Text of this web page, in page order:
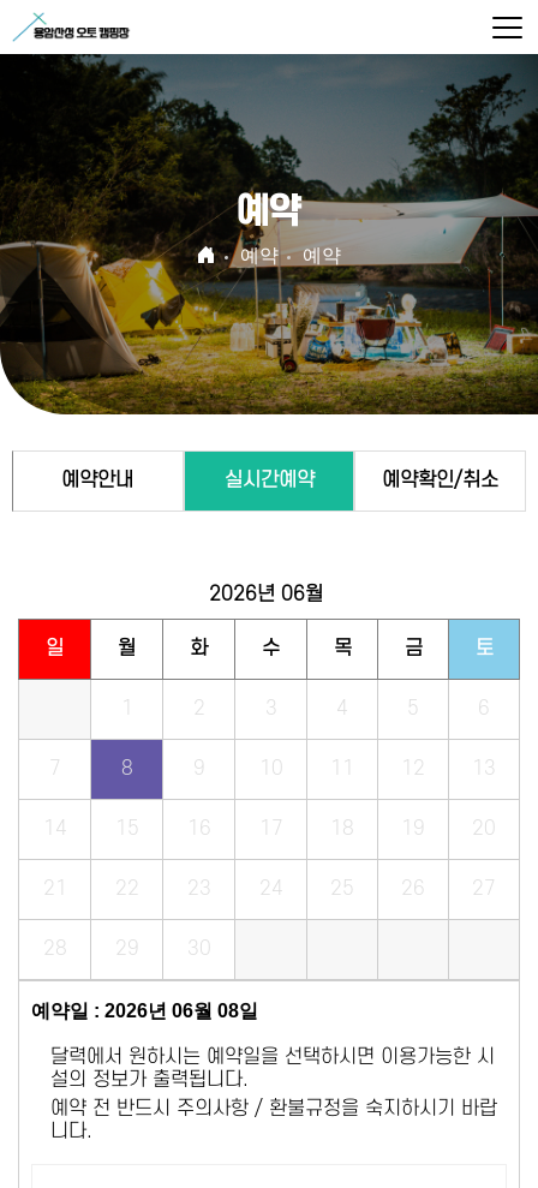
예약
예약 예약
예약안내 실시간예약 예약확인/취소
2026년 06월
일 월 화 수 목 금 토
1 2 3 4 5 6
7 8 9 10 11 12 13
14 15 16 17 18 19 20
21 22 23 24 25 26 27
28 29 30
예약일 : 2026년 06월 08일
달력에서 원하시는 예약일을 선택하시면 이용가능한 시
설의 정보가 출력됩니다.
예약 전 반드시 주의사항 / 환불규정을 숙지하시기 바랍
니다.